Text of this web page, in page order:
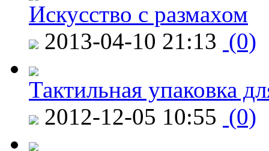
Искусство с размахом
2013-04-10 21:13 (0)
Тактильная упаковка
2012-12-05 10:55 (0)